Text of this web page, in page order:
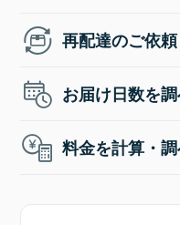
再配達のご依頼
お届け日数を
料金を計算・